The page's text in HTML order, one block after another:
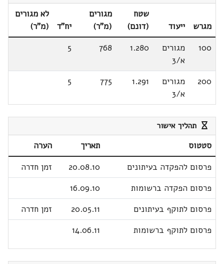
מגרש ייעוד
שטח
(דונם)
מגורים
(מ"ר)
יח"ד
לא מגורים
(מ"ר)
100
מגורים
א/3
1.280
768
5
200
מגורים
א/3
1.291
775
5
תהליך אישור
סטטוס תאריך
הערה
פרסום להפקדה בעיתונים
20.08.10
זמן חדרה
פרסום הפקדה ברשומות
16.09.10
פרסום לתוקף בעיתונים
20.05.11
זמן חדרה
פרסום לתוקף ברשומות
14.06.11